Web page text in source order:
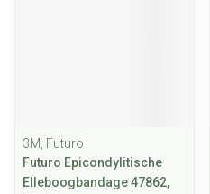
3M, Futuro
Futuro Epicondylitische
Elleboogbandage 47862,